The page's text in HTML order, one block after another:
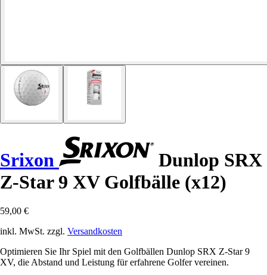
Srixon
Dunlop SRX
Z-Star 9 XV Golfbälle (x12)
59,00 €
inkl. MwSt. zzgl. Versandkosten
Optimieren Sie Ihr Spiel mit den Golfbällen Dunlop SRX Z-Star 9
XV, die Abstand und Leistung für erfahrene Golfer vereinen.